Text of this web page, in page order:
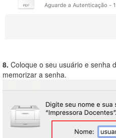
8. Coloque o seu usuário e senha
memorizar a senha.